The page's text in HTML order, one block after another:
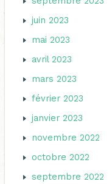
juin 2023
mai 2023
avril 2023
mars 2023
février 2023
janvier 2023
novembre 2022
octobre 2022
septembre 2022